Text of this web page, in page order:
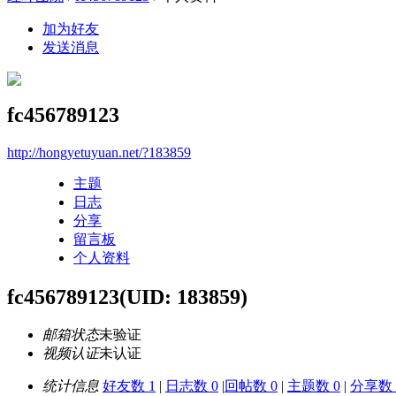
加为好友
发送消息
fc456789123
http://hongyetuyuan.net/?183859
主题
日志
分享
留言板
个人资料
fc456789123(UID: 183859)
邮箱状态未验证
视频认证未认证
统计信息 好友数 1 | 日志数 0 |回帖数 0 | 主题数 0 | 分享数